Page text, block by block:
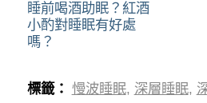
睡前喝酒助眠？紅酒
小酌對睡眠有好處
嗎？
標籤： 慢波睡眠, 深層睡眠,